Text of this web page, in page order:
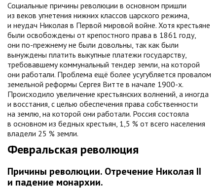
Социальные причины революции в основном пришли
из веков угнетения нижних классов царского режима,
и неудач Николая в Первой мировой войне. Хотя крестьяне
были освобождены от крепостного права в 1861 году,
они по-прежнему не были довольны, так как были
вынуждены платить выкупные платежи государству,
требовавшему коммунальный тендер земли, на которой
они работали. Проблема ещё более усугубляется провалом
земельной реформы Сергея Витте в начале 1900-х.
Происходило увеличение крестьянских волнений, а иногда
и восстания, с целью обеспечения права собственности
на землю, на которой они работали. Россия состояла
в основном из бедных крестьян, 1,5 % от всего населения
владели 25 % земли.
Февральская революция
Причины революции. Отречение Николая II
и падение монархии.